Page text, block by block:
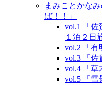
まみことかな
ば！！」
vol.1 「佐
１泊２日
vol.2 「有
vol.3 「佐
vol.4 「草
vol.5 「雪